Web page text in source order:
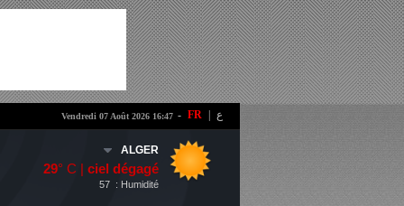
- FR ع Vendredi 07 Août 2026 16:47
ALGER
29° C | ciel dégagé
: Humidité
57